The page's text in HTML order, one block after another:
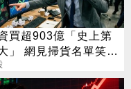
買超903億「史上第
」 網見掃貨名單笑：
在幹嘛